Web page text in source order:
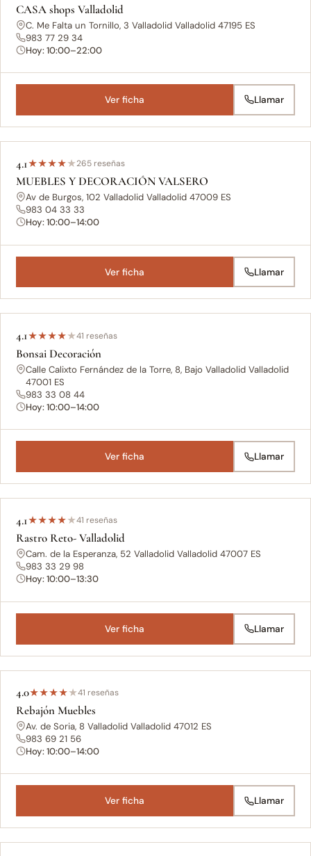
CASA shops Valladolid
C. Me Falta un Tornillo, 3 Valladolid Valladolid 47195 ES
983 77 29 34
Hoy: 10:00–22:00
Ver ficha Llamar
4.1★★★★★265 reseñas
MUEBLES Y DECORACIÓN VALSERO
Av de Burgos, 102 Valladolid Valladolid 47009 ES
983 04 33 33
Hoy: 10:00–14:00
Ver ficha Llamar
4.1★★★★★41 reseñas
Bonsai Decoración
Calle Calixto Fernández de la Torre, 8, Bajo Valladolid Valladolid
47001 ES
983 33 08 44
Hoy: 10:00–14:00
Ver ficha Llamar
4.1★★★★★41 reseñas
Rastro Reto- Valladolid
Cam. de la Esperanza, 52 Valladolid Valladolid 47007 ES
983 33 29 98
Hoy: 10:00–13:30
Ver ficha Llamar
4.0★★★★★41 reseñas
Rebajón Muebles
Av. de Soria, 8 Valladolid Valladolid 47012 ES
983 69 21 56
Hoy: 10:00–14:00
Ver ficha Llamar